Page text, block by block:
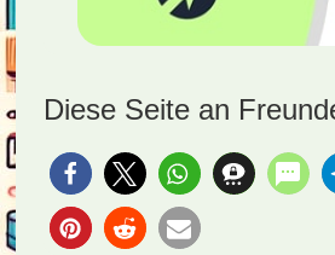
Diese Seite an